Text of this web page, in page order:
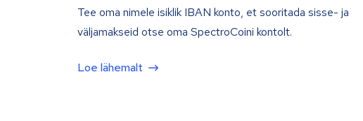
Tee oma nimele isiklik IBAN konto, et sooritada sisse- ja
väljamakseid otse oma SpectroCoini kontolt.
Loe lähemalt